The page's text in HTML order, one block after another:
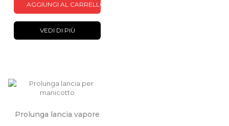
AGGIUNGI AL CARRELLO
VEDI DI PIÙ
Prolunga lancia vapore